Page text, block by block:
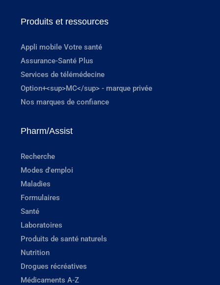
Produits et ressources
Appli mobile Votre santé
Assurance-Santé Plus
Services de télémédecine
Option+<sup>MC</sup> - marque privée
Nos marques de confiance
Pharm/Assist
Recherche
Modes d'emploi
Maladies
Formulaires
Santé
Laboratoires
Produits de santé naturels
Nutrition
Drogues récréatives
Médicaments A-Z